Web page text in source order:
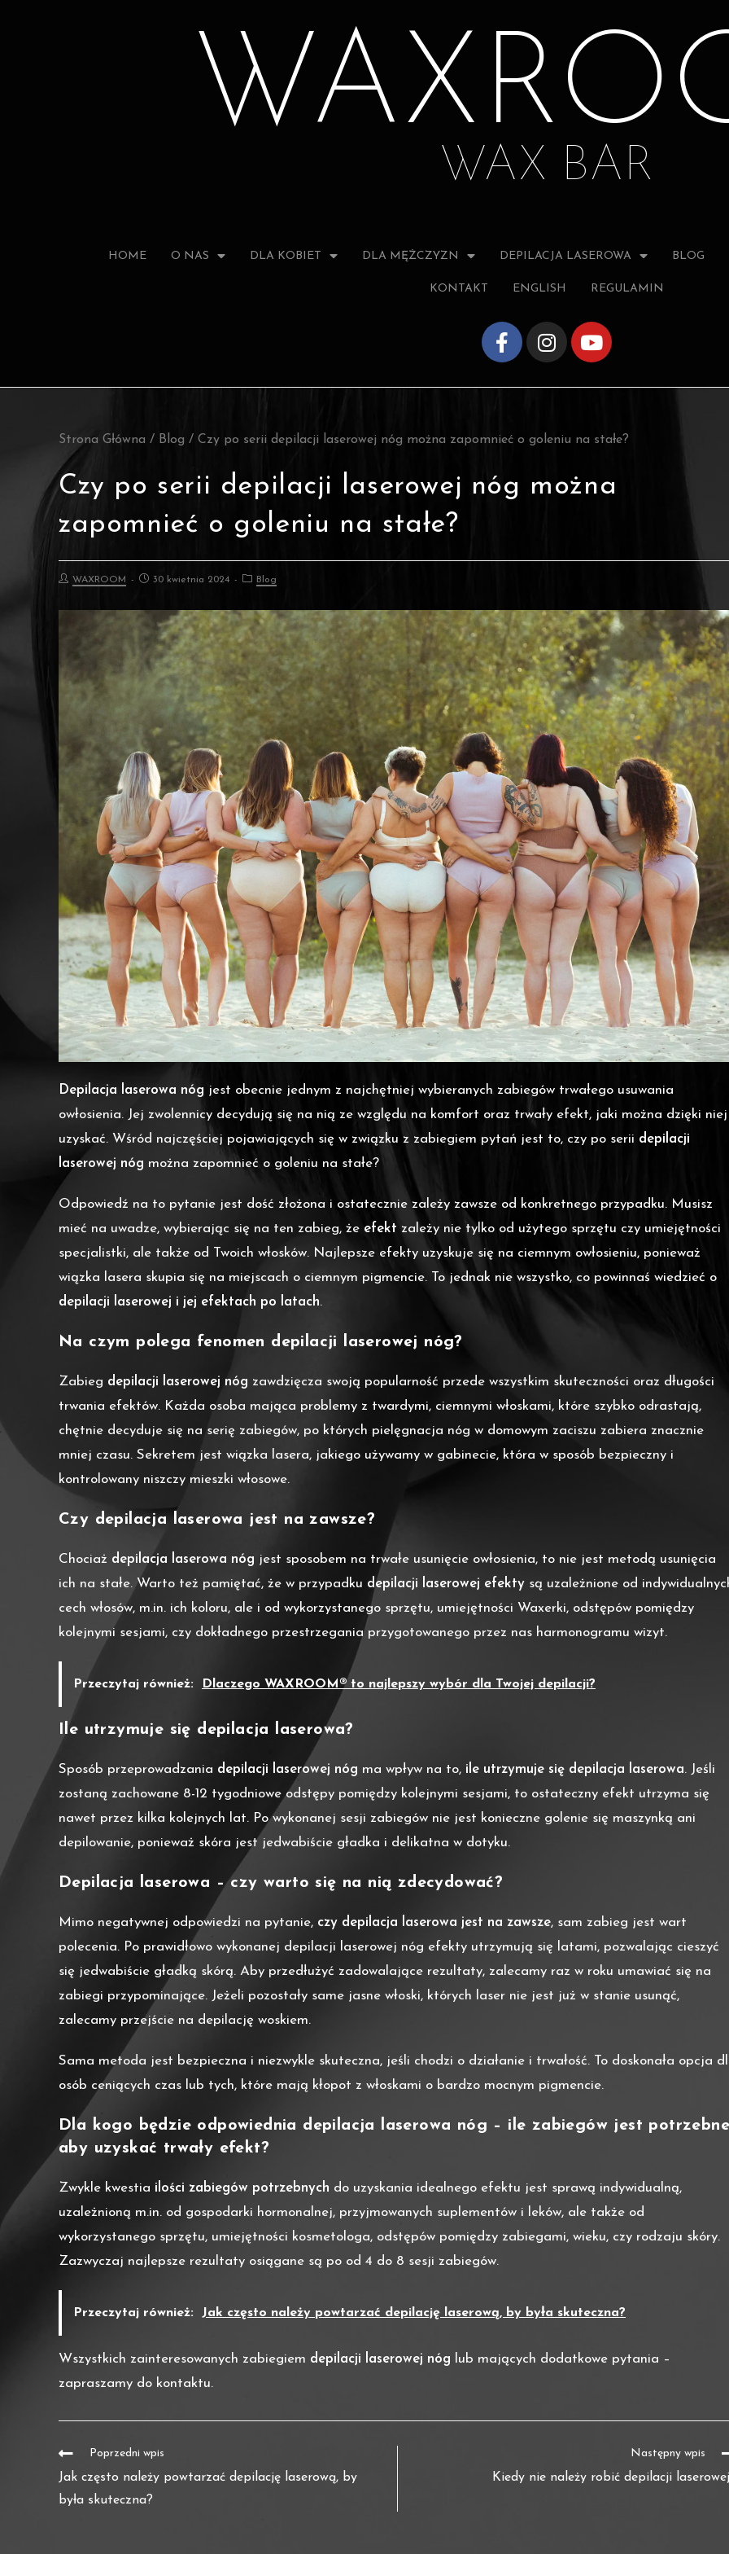
WAX BAR
HOME O NAS DLA KOBIET DLA MĘŻCZYZN DEPILACJA LASEROWA BLOG
KONTAKT ENGLISH REGULAMIN
Strona Główna / Blog / Czy po serii depilacji laserowej nóg można zapomnieć o goleniu na stałe?
Czy po serii depilacji laserowej nóg można
zapomnieć o goleniu na stałe?
WAXROOM 30 kwietnia 2024 Blog
Depilacja laserowa nóg jest obecnie jednym z najchętniej wybieranych zabiegów trwałego usuwania
owłosienia. Jej zwolennicy decydują się na nią ze względu na komfort oraz trwały efekt, jaki można dzięki niej
uzyskać. Wśród najczęściej pojawiających się w związku z zabiegiem pytań jest to, czy po serii depilacji
laserowej nóg można zapomnieć o goleniu na stałe?
Odpowiedź na to pytanie jest dość złożona i ostatecznie zależy zawsze od konkretnego przypadku. Musisz
mieć na uwadze, wybierając się na ten zabieg, że efekt zależy nie tylko od użytego sprzętu czy umiejętności
specjalistki, ale także od Twoich włosków. Najlepsze efekty uzyskuje się na ciemnym owłosieniu, ponieważ
wiązka lasera skupia się na miejscach o ciemnym pigmencie. To jednak nie wszystko, co powinnaś wiedzieć o
depilacji laserowej i jej efektach po latach.
Na czym polega fenomen depilacji laserowej nóg?
Zabieg depilacji laserowej nóg zawdzięcza swoją popularność przede wszystkim skuteczności oraz długości
trwania efektów. Każda osoba mająca problemy z twardymi, ciemnymi włoskami, które szybko odrastają,
chętnie decyduje się na serię zabiegów, po których pielęgnacja nóg w domowym zaciszu zabiera znacznie
mniej czasu. Sekretem jest wiązka lasera, jakiego używamy w gabinecie, która w sposób bezpieczny i
kontrolowany niszczy mieszki włosowe.
Czy depilacja laserowa jest na zawsze?
Chociaż depilacja laserowa nóg jest sposobem na trwałe usunięcie owłosienia, to nie jest metodą usunięcia
ich na stałe. Warto też pamiętać, że w przypadku depilacji laserowej efekty są uzależnione od
cech włosów, m.in. ich koloru, ale i od wykorzystanego sprzętu, umiejętności Waxerki, odstępów pomiędzy
kolejnymi sesjami, czy dokładnego przestrzegania przygotowanego przez nas harmonogramu wizyt.
Przeczytaj również: Dlaczego WAXROOM® to najlepszy wybór dla Twojej depilacji?
Ile utrzymuje się depilacja laserowa?
Sposób przeprowadzania depilacji laserowej nóg ma wpływ na to, ile utrzymuje się depilacja laserowa. Jeśli
zostaną zachowane 8-12 tygodniowe odstępy pomiędzy kolejnymi sesjami, to ostateczny efekt utrzyma się
nawet przez kilka kolejnych lat. Po wykonanej sesji zabiegów nie jest konieczne golenie się maszynką ani
depilowanie, ponieważ skóra jest jedwabiście gładka i delikatna w dotyku.
Depilacja laserowa – czy warto się na nią zdecydować?
Mimo negatywnej odpowiedzi na pytanie, czy depilacja laserowa jest na zawsze, sam zabieg jest wart
polecenia. Po prawidłowo wykonanej depilacji laserowej nóg efekty utrzymują się latami, pozwalając cieszyć
się jedwabiście gładką skórą. Aby przedłużyć zadowalające rezultaty, zalecamy raz w roku umawiać się na
zabiegi przypominające. Jeżeli pozostały same jasne włoski, których laser nie jest już w stanie usunąć,
zalecamy przejście na depilację woskiem.
Sama metoda jest bezpieczna i niezwykle skuteczna, jeśli chodzi o działanie i trwałość. To doskonała opcja
osób ceniących czas lub tych, które mają kłopot z włoskami o bardzo mocnym pigmencie.
Dla kogo będzie odpowiednia depilacja laserowa nóg – ile zabiegów jest
aby uzyskać trwały efekt?
Zwykle kwestia ilości zabiegów potrzebnych do uzyskania idealnego efektu jest sprawą indywidualną,
uzależnioną m.in. od gospodarki hormonalnej, przyjmowanych suplementów i leków, ale także od
wykorzystanego sprzętu, umiejętności kosmetologa, odstępów pomiędzy zabiegami, wieku, czy rodzaju skóry.
Zazwyczaj najlepsze rezultaty osiągane są po od 4 do 8 sesji zabiegów.
Przeczytaj również: Jak często należy powtarzać depilację laserową, by była skuteczna?
Wszystkich zainteresowanych zabiegiem depilacji laserowej nóg lub mających dodatkowe pytania –
zapraszamy do kontaktu.
Poprzedni wpis
Jak często należy powtarzać depilację laserową, by
była skuteczna?
Następny wpis
Kiedy nie należy robić depilacji